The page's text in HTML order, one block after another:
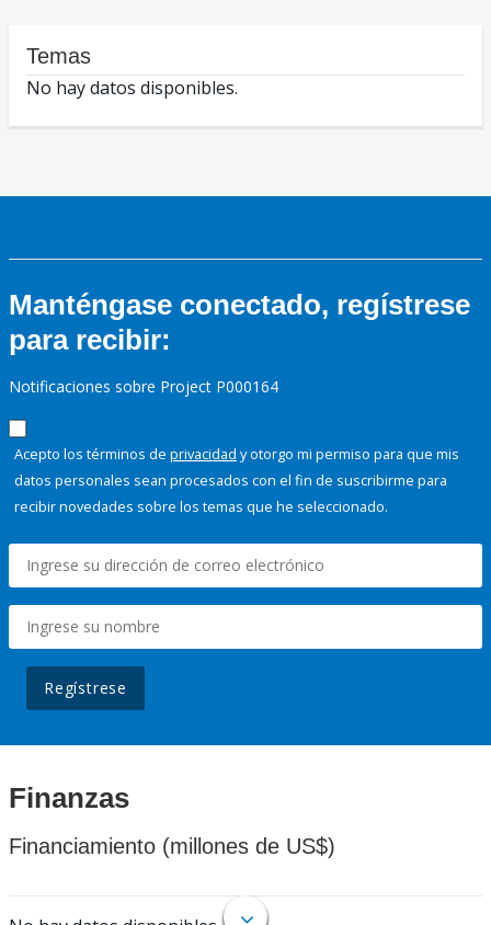
Temas
No hay datos disponibles.
Manténgase conectado, regístrese
para recibir:
Notificaciones sobre Project P000164
Acepto los términos de privacidad y otorgo mi permiso para que mis
datos personales sean procesados con el fin de suscribirme para
recibir novedades sobre los temas que he seleccionado.
Regístrese
Finanzas
Financiamiento (millones de US$)